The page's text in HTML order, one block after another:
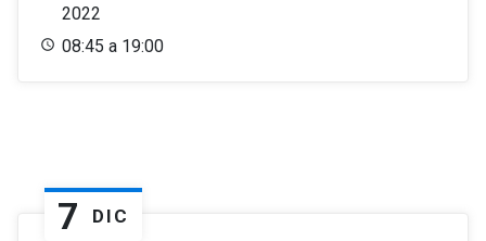
2022
08:45 a 19:00
7 DIC